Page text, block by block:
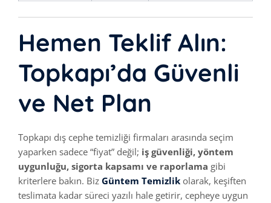
Hemen Teklif Alın:
Topkapı’da Güvenli
ve Net Plan
Topkapı dış cephe temizliği firmaları arasında seçim
yaparken sadece “fiyat” değil; iş güvenliği, yöntem
uygunluğu, sigorta kapsamı ve raporlama gibi
kriterlere bakın. Biz Güntem Temizlik olarak, keşiften
teslimata kadar süreci yazılı hale getirir, cepheye uygun